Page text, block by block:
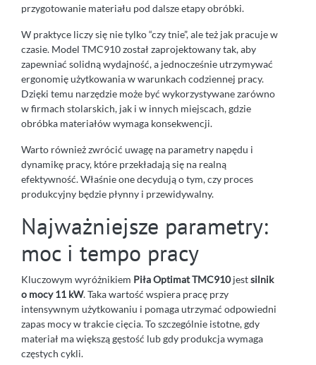
przygotowanie materiału pod dalsze etapy obróbki.
W praktyce liczy się nie tylko “czy tnie”, ale też jak pracuje w
czasie. Model TMC910 został zaprojektowany tak, aby
zapewniać solidną wydajność, a jednocześnie utrzymywać
ergonomię użytkowania w warunkach codziennej pracy.
Dzięki temu narzędzie może być wykorzystywane zarówno
w firmach stolarskich, jak i w innych miejscach, gdzie
obróbka materiałów wymaga konsekwencji.
Warto również zwrócić uwagę na parametry napędu i
dynamikę pracy, które przekładają się na realną
efektywność. Właśnie one decydują o tym, czy proces
produkcyjny będzie płynny i przewidywalny.
Najważniejsze parametry:
moc i tempo pracy
Kluczowym wyróżnikiem Piła Optimat TMC910jestsilnik
o mocy 11 kW. Taka wartość wspiera pracę przy
intensywnym użytkowaniu i pomaga utrzymać odpowiedni
zapas mocy w trakcie cięcia. To szczególnie istotne, gdy
materiał ma większą gęstość lub gdy produkcja wymaga
częstych cykli.